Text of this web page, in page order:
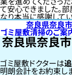
て安心できました。
なり本当に感謝してい
奈良県奈良
ゴミ屋敷清掃のご案
奈良県奈良
ゴミ屋敷ドクターは
明朗会計をお約束し